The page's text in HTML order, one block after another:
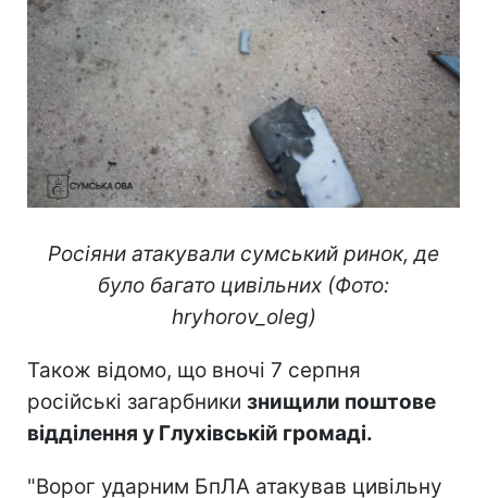
Росіяни атакували сумський ринок, де
було багато цивільних (Фото:
hryhorov_oleg)
Також відомо, що вночі 7 серпня
російські загарбники знищили поштове
відділення у Глухівській громаді.
"Ворог ударним БпЛА атакував цивільну